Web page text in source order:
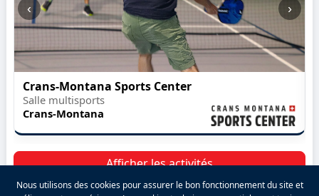
‹
Crans-Montana Sports Center
Salle multisports
Crans-Montana
›
Afficher les activités
Nous utilisons des cookies pour assurer le bon fonctionnement du site et